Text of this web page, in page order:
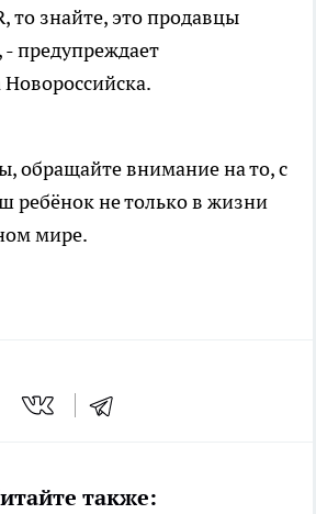
то знайте, это продавцы
предупреждает
обращайте внимание на то, с
ребёнок не только в жизни
мире.
также: